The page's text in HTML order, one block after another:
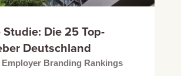
Die 25 Top-
Deutschland
Employer Branding Rankings